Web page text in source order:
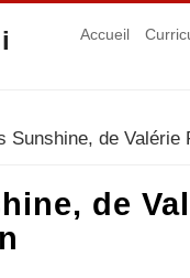
Accueil
Sunshine, de Valérie
de